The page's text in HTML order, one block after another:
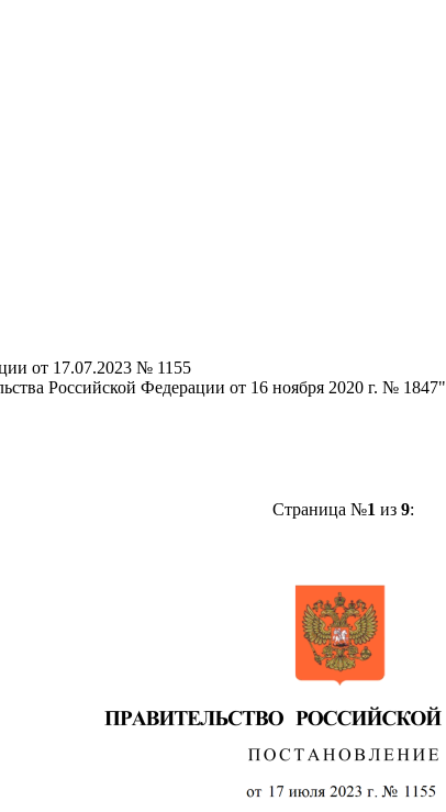
от 17.07.2023 № 1155
Российской Федерации от 16 ноября 2020 г. № 1847"
Страница №1 из 9: